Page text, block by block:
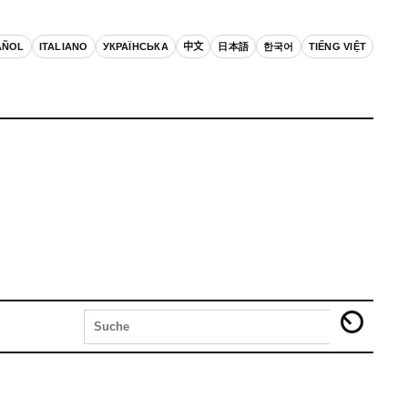
ITALIANO УКРАЇНСЬКА 中文 日本語 한국어 TIẾNG VIỆT